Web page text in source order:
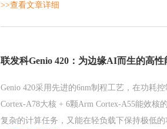
>>查看文章详细
联发科Genio 420：为边缘AI而生的高
Genio 420采用先进的6nm制程工艺，在功耗
Cortex-A78大核 + 6颗Arm Cortex-A55能效
复杂的计算任务，又能在轻负载下保持极低